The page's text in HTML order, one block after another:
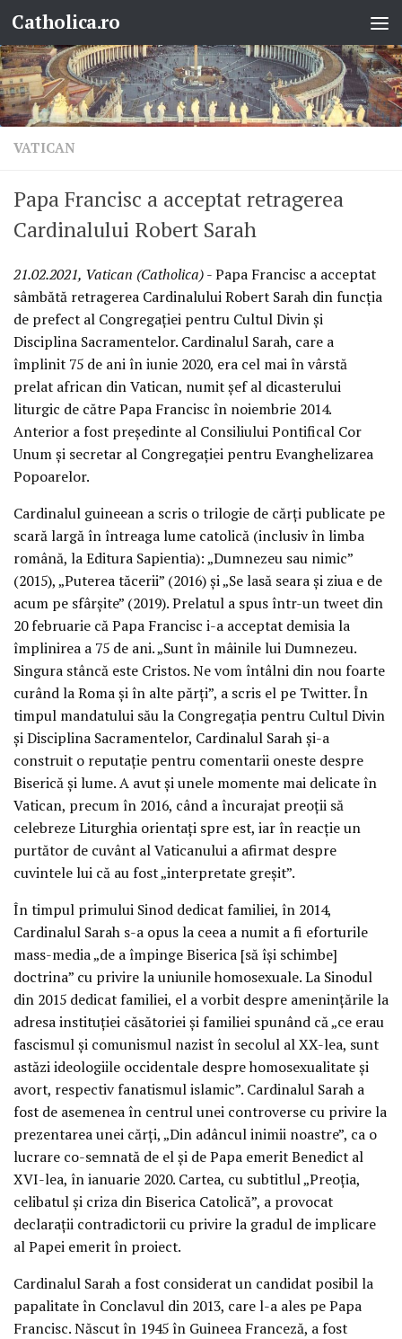
Skip to content
Catholica.ro
VATICAN
Papa Francisc a acceptat retragerea
Cardinalului Robert Sarah
21.02.2021, Vatican (Catholica)- Papa Francisc a acceptat
sâmbătă retragerea Cardinalului Robert Sarah din funcția
de prefect al Congregației pentru Cultul Divin și
Disciplina Sacramentelor. Cardinalul Sarah, care a
împlinit 75 de ani în iunie 2020, era cel mai în vârstă
prelat african din Vatican, numit șef al dicasterului
liturgic de către Papa Francisc în noiembrie 2014.
Anterior a fost președinte al Consiliului Pontifical Cor
Unum și secretar al Congregației pentru Evanghelizarea
Popoarelor.
Cardinalul guineean a scris o trilogie de cărți publicate pe
scară largă în întreaga lume catolică (inclusiv în limba
română, la Editura Sapientia): „Dumnezeu sau nimic”
(2015), „Puterea tăcerii” (2016) și „Se lasă seara și ziua e de
acum pe sfârșite” (2019). Prelatul a spus într-un tweet din
20 februarie că Papa Francisc i-a acceptat demisia la
împlinirea a 75 de ani. „Sunt în mâinile lui Dumnezeu.
Singura stâncă este Cristos. Ne vom întâlni din nou foarte
curând la Roma și în alte părți”, a scris el pe Twitter. În
timpul mandatului său la Congregația pentru Cultul Divin
și Disciplina Sacramentelor, Cardinalul Sarah și-a
construit o reputație pentru comentarii oneste despre
Biserică și lume. A avut și unele momente mai delicate în
Vatican, precum în 2016, când a încurajat preoții să
celebreze Liturghia orientați spre est, iar în reacție un
purtător de cuvânt al Vaticanului a afirmat despre
cuvintele lui că au fost „interpretate greșit”.
În timpul primului Sinod dedicat familiei, în 2014,
Cardinalul Sarah s-a opus la ceea a numit a fi eforturile
mass-media „de a împinge Biserica [să își schimbe]
doctrina” cu privire la uniunile homosexuale. La Sinodul
din 2015 dedicat familiei, el a vorbit despre amenințările la
adresa instituției căsătoriei și familiei spunând că „ce erau
fascismul și comunismul nazist în secolul al XX-lea, sunt
astăzi ideologiile occidentale despre homosexualitate și
avort, respectiv fanatismul islamic”. Cardinalul Sarah a
fost de asemenea în centrul unei controverse cu privire la
prezentarea unei cărți, „Din adâncul inimii noastre”, ca o
lucrare co-semnată de el și de Papa emerit Benedict al
XVI-lea, în ianuarie 2020. Cartea, cu subtitlul „Preoția,
celibatul și criza din Biserica Catolică”, a provocat
declarații contradictorii cu privire la gradul de implicare
al Papei emerit în proiect.
Cardinalul Sarah a fost considerat un candidat posibil la
papalitate în Conclavul din 2013, care l-a ales pe Papa
Francisc. Născut în 1945 în Guineea Franceză, a fost